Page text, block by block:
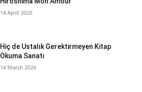
14 April 2026
Hiç de Ustalık Gerektirmeyen Kitap
Okuma Sanatı
14 March 2026